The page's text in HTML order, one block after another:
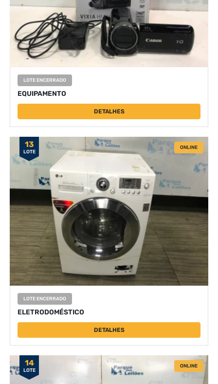
LOTE ENCERRADO
EQUIPAMENTO
DETALHES
13
LOTE
ONLINE
LOTE ENCERRADO
ELETRODOMÉSTICO
DETALHES
14
LOTE
ONLINE